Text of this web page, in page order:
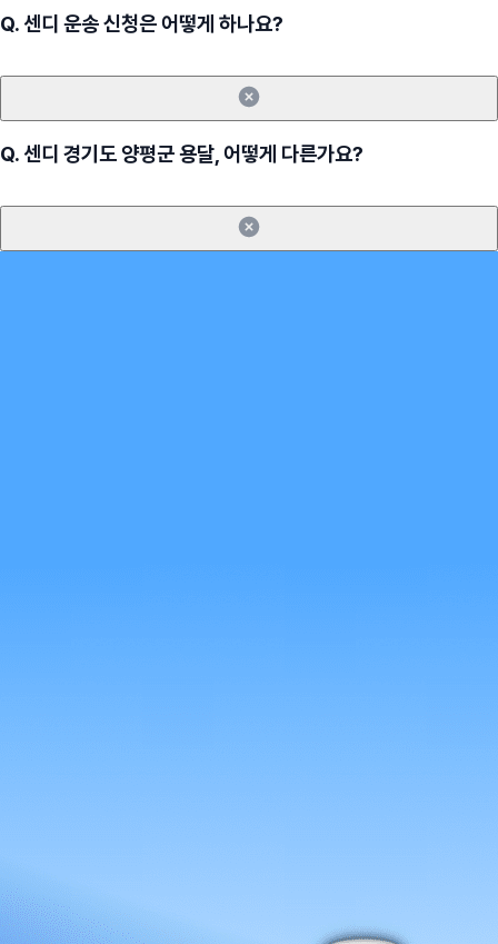
Q.센디 운송 신청은 어떻게 하나요?
Q.센디 경기도 양평군 용달, 어떻게 다른가요?